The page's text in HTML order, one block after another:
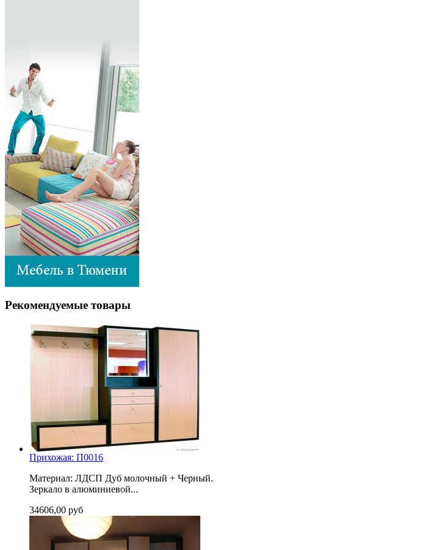
Рекомендуемые товары
Прихожая: П0016
Материал: ЛДСП Дуб молочный + Черный.
Зеркало в алюминиевой...
34606,00 руб